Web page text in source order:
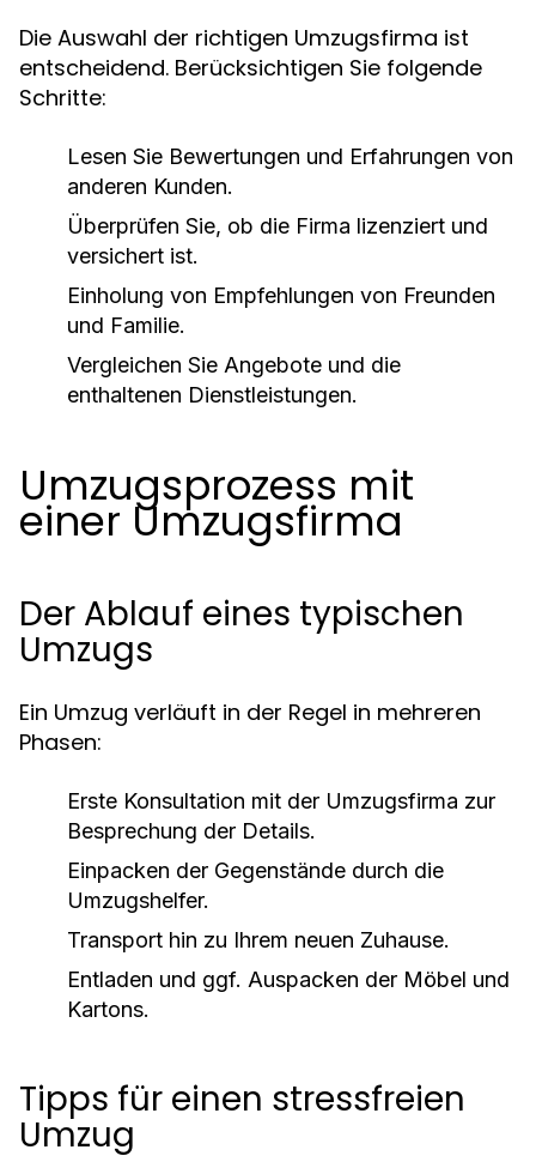
Die Auswahl der richtigen Umzugsfirma ist
entscheidend. Berücksichtigen Sie folgende
Schritte:
Lesen Sie Bewertungen und Erfahrungen von
anderen Kunden.
Überprüfen Sie, ob die Firma lizenziert und
versichert ist.
Einholung von Empfehlungen von Freunden
und Familie.
Vergleichen Sie Angebote und die
enthaltenen Dienstleistungen.
Umzugsprozess mit
einer Umzugsfirma
Der Ablauf eines typischen
Umzugs
Ein Umzug verläuft in der Regel in mehreren
Phasen:
Erste Konsultation mit der Umzugsfirma zur
Besprechung der Details.
Einpacken der Gegenstände durch die
Umzugshelfer.
Transport hin zu Ihrem neuen Zuhause.
Entladen und ggf. Auspacken der Möbel und
Kartons.
Tipps für einen stressfreien
Umzug